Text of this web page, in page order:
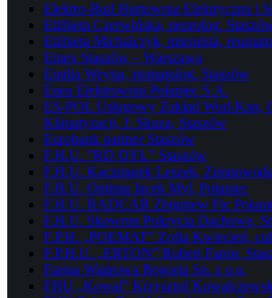
Elektro-Bud Hurtownia Elektryczna i
Elżbieta Czerwińska, neurolog,
Elżbieta Michalczyk, internista,
Emex Staszów – Warszawa
Emilia Weyna, stomatolog, Staszów
Enea Elektrownia Połaniec S.A.
ES-POL Usługowy Zakład Wod-Kan,
Klimatyzacji, J. Skuza, Staszów
Eurobank partner Staszów
F.H.U. ”RD DYL” Staszów
F.H.U. Kaczmarek Leszek, Zimnowoda
F.H.U. Optima Jacek Myl, Połaniec
F.H.U. RADCAR Zbigniew Fic
F.H.U. Skowron Pokrycia Dachowe,
F.P.H. „POEMAT” Zofia Kwiecień,
F.P.H.U. „ERTON” Robert Faron,
Farma Wiatrowa Bogoria Sp. z o.o.
FHU „Kowal” Krzysztof